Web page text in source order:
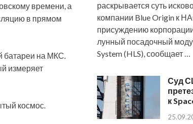
времени, а
в прямом
батареи на МКС.
измеряет
космос.
раскрывается суть
компании Blue Origin к
присуждению
лунный посадочный
System (HLS), сообщает …
Суд
к